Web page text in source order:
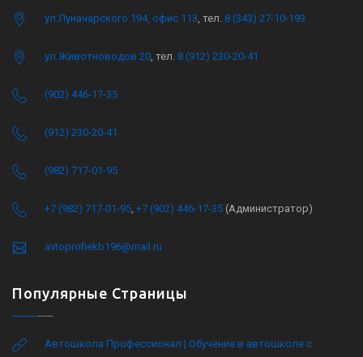
ул.Луначарского 194, офис 113 , тел. 8 (343) 27-10-193
ул.Животноводов 20 , тел. 8 (912) 230-20-41
(902) 446-17-35
(912) 230-20-41
(982) 717-01-95
+7 (982) 717-01-95 +7 (902) 446-17-35 (Администратор)
avtoprofiekb196@mail.ru
Популярные Страницы
Автошкола Профессионал | Обучение в автошколе с